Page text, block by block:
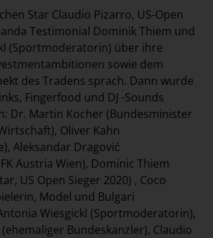
Star Claudio Pizarro, US-Open
Testimonial Dominik Thiem und
(Sportmoderatorin) über ihre
sowie dem
des Tradens sprach. Dann wurde
Fingerfood und DJ -Sounds
Dr. Martin Kocher (Bundesminister
Oliver Kahn
Aleksandar Dragović
Austria Wien), Dominic Thiem
US Open Sieger 2020) , Coco
Model und Bulgari
Wiesgickl (Sportmoderatorin),
Bundeskanzler), Claudio